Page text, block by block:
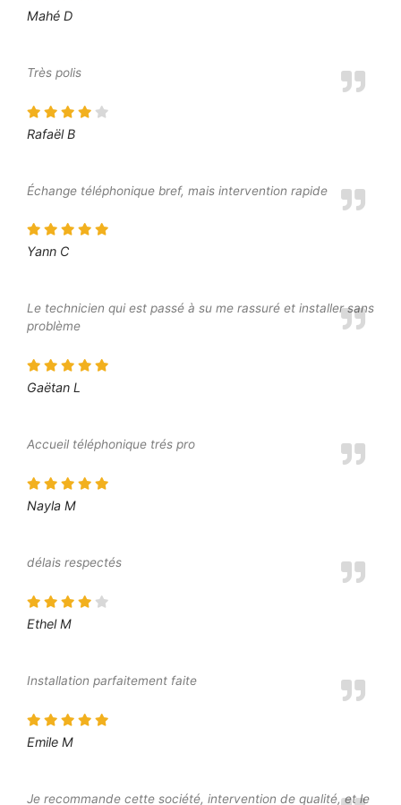
Mahé D
Très polis
Rafaël B
Échange téléphonique bref, mais intervention rapide
Yann C
Le technicien qui est passé à su me rassuré et installer sans
problème
Gaëtan L
Accueil téléphonique trés pro
Nayla M
délais respectés
Ethel M
Installation parfaitement faite
Emile M
Je recommande cette société, intervention de qualité, et le